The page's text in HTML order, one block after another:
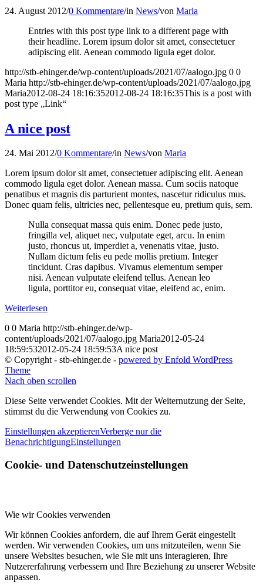
24. August 2012/0 Kommentare/in News/von Maria
Entries with this post type link to a different page with
their headline. Lorem ipsum dolor sit amet, consectetuer
adipiscing elit. Aenean commodo ligula eget dolor.
http://stb-ehinger.de/wp-content/uploads/2021/07/aalogo.jpg 0 0
Maria http://stb-ehinger.de/wp-content/uploads/2021/07/aalogo.jpg
Maria2012-08-24 18:16:352012-08-24 18:16:35This is a post with
post type „Link“
A nice post
24. Mai 2012/0 Kommentare/in News/von Maria
Lorem ipsum dolor sit amet, consectetuer adipiscing elit. Aenean
commodo ligula eget dolor. Aenean massa. Cum sociis natoque
penatibus et magnis dis parturient montes, nascetur ridiculus mus.
Donec quam felis, ultricies nec, pellentesque eu, pretium quis, sem.
Nulla consequat massa quis enim. Donec pede justo,
fringilla vel, aliquet nec, vulputate eget, arcu. In enim
justo, rhoncus ut, imperdiet a, venenatis vitae, justo.
Nullam dictum felis eu pede mollis pretium. Integer
tincidunt. Cras dapibus. Vivamus elementum semper
nisi. Aenean vulputate eleifend tellus. Aenean leo
ligula, porttitor eu, consequat vitae, eleifend ac, enim.
Weiterlesen
0 0 Maria http://stb-ehinger.de/wp-
content/uploads/2021/07/aalogo.jpg Maria2012-05-24
18:59:532012-05-24 18:59:53A nice post
© Copyright - stb-ehinger.de - powered by Enfold WordPress
Theme
Nach oben scrollen
Diese Seite verwendet Cookies. Mit der Weiternutzung der Seite,
stimmst du die Verwendung von Cookies zu.
Einstellungen akzeptierenVerberge nur die
BenachrichtigungEinstellungen
Cookie- und Datenschutzeinstellungen
Wie wir Cookies verwenden
Wir können Cookies anfordern, die auf Ihrem Gerät eingestellt
werden. Wir verwenden Cookies, um uns mitzuteilen, wenn Sie
unsere Websites besuchen, wie Sie mit uns interagieren, Ihre
Nutzererfahrung verbessern und Ihre Beziehung zu unserer Website
anpassen.